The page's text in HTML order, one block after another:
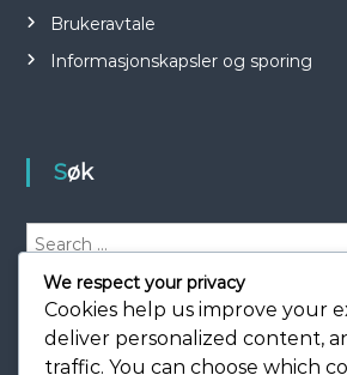
Brukeravtale
Informasjonskapsler og sporing
Søk
e
S
e
a
r
c
h
We respect your privacy
Cookies help us improve your
deliver personalized content,
traffic. You can choose which